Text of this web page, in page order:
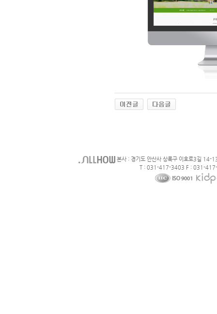
본사 : 경기도 안산사 상록구 이호로3길 14-
T : 031-417-3403 F : 031-